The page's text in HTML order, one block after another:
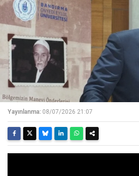
Yayınlanma: 08/07/2026 21:07